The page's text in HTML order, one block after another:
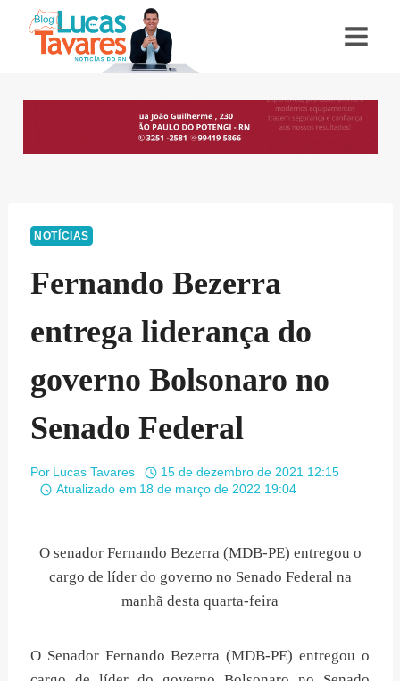
NOTÍCIAS
Fernando Bezerra
entrega liderança do
governo Bolsonaro no
Senado Federal
Por Lucas Tavares
15 de dezembro de 2021 12:15
Atualizado em 18 de março de 2022 19:04
O senador Fernando Bezerra (MDB-PE) entregou o
cargo de líder do governo no Senado Federal na
manhã desta quarta-feira
O Senador Fernando Bezerra (MDB-PE) entregou o